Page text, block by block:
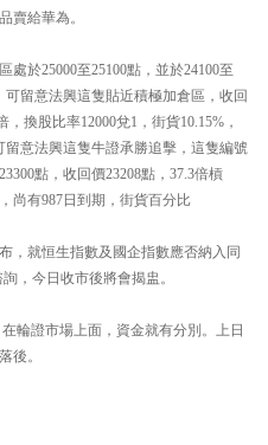
賣給華為。
於25000至25100點，並於24100至
留意法興這隻貼近積極加倉區，收回
換股比率12000兌1，街貨10.15%，
意法興這隻牛證承勝追擊，這隻編號
點，收回價23208點，37.3倍槓
尚有987日到期，街貨百分比
，就恒生指數及國企指數應否納入同
，今日收市後將會揭盅。
輪證市場上面，資金就有分別。上日
後。